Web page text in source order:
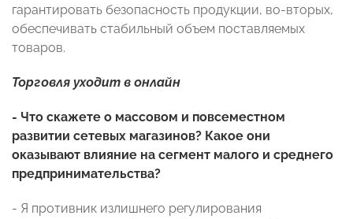
гарантировать безопасность продукции, во-вторых,
обеспечивать стабильный объем поставляемых
товаров.
Торговля уходит в онлайн
- Что скажете о массовом и повсеместном
развитии сетевых магазинов? Какое они
оказывают влияние на сегмент малого и среднего
предпринимательства?
- Я противник излишнего регулирования